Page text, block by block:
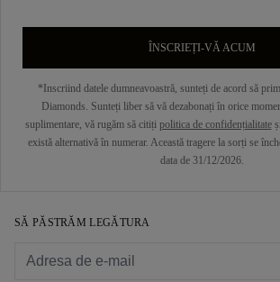
ÎNSCRIEȚI-VĂ ACUM
*Inscriind datele dumneavoastră, sunteți de acord să
Diamonds. Sunteți liber să vă dezabonați în orice
suplimentare, vă rugăm să citiți politica de confidențialitate
există alternativă în numerar. Această tragere la sorți se
data de 31/12/2026.
SĂ PĂSTRĂM LEGĂTURA